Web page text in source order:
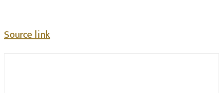
Source link